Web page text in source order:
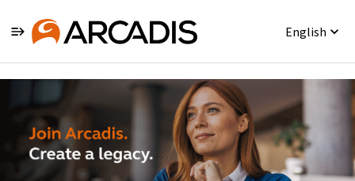
English
Single
Position